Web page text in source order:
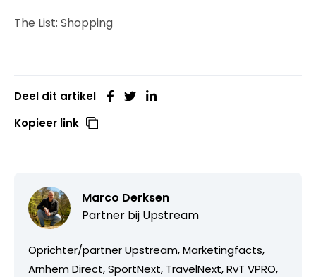
The List: Shopping
Deel dit artikel
Kopieer link
Marco Derksen
Partner bij Upstream
Oprichter/partner Upstream, Marketingfacts,
Arnhem Direct, SportNext, TravelNext, RvT VPRO,